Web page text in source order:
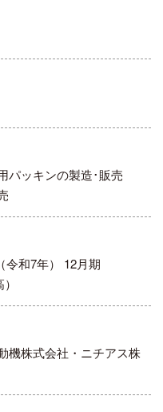
パッキンの製造･販売
和7年） 12月期
機株式会社・ニチアス株